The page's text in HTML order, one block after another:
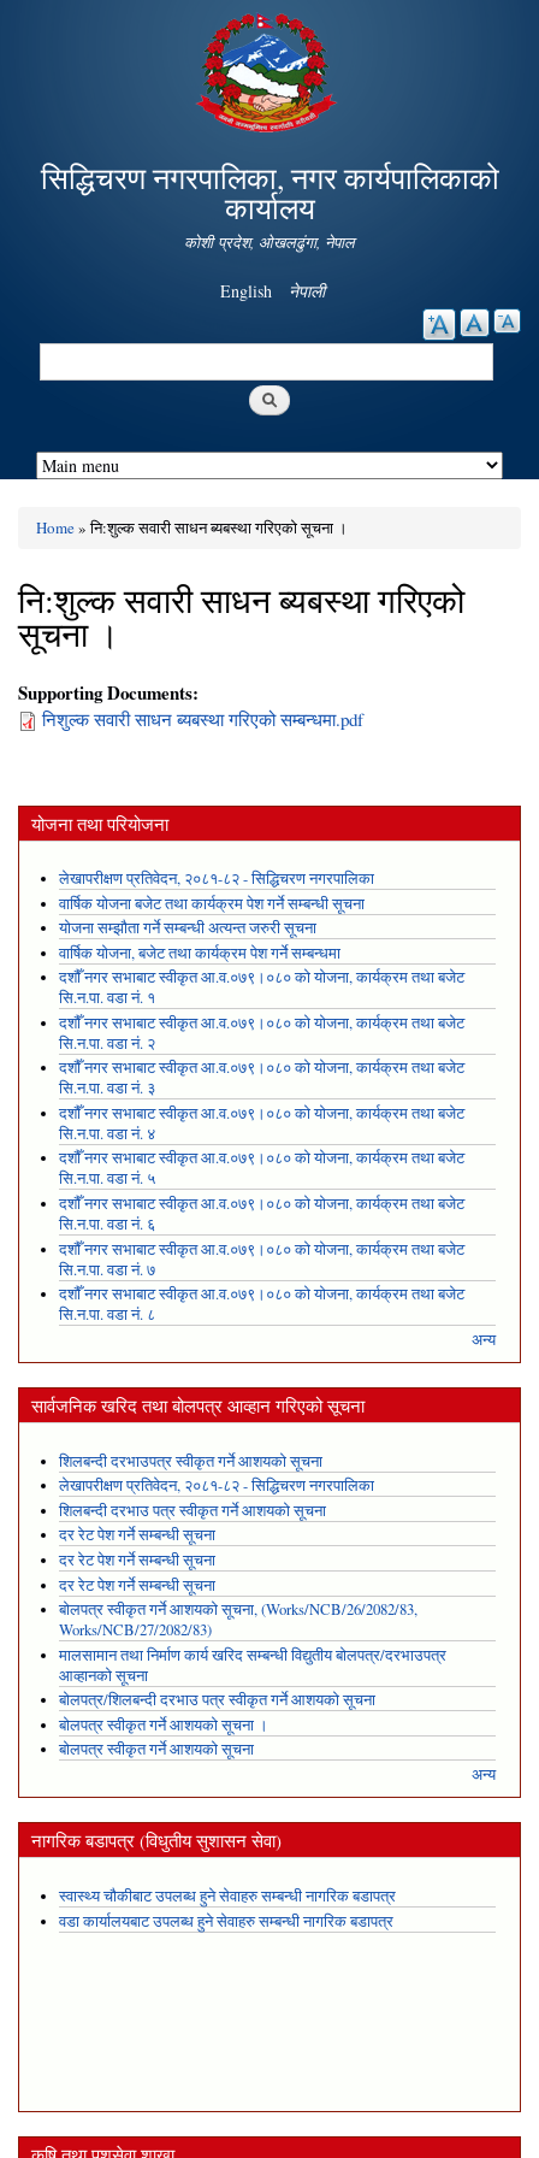
Skip to
main
content
सिद्धिचरण नगरपालिका, नगर कार्यपालिकाको
कार्यालय
कोशी प्रदेश, ओखलढुंगा, नेपाल
English नेपाली
Search
You are here
Home» नि:शुल्क सवारी साधन ब्यबस्था गरिएको सूचना ।
नि:शुल्क सवारी साधन ब्यबस्था गरिएको
सूचना ।
Supporting Documents:
निशुल्क सवारी साधन ब्यबस्था गरिएको सम्बन्धमा.pdf
योजना तथा परियोजना
लेखापरीक्षण प्रतिवेदन, २०८१-८२ - सिद्धिचरण नगरपालिका
वार्षिक योजना बजेट तथा कार्यक्रम पेश गर्ने सम्बन्धी सूचना
योजना सम्झौता गर्ने सम्बन्धी अत्यन्त जरुरी सूचना
वार्षिक योजना, बजेट तथा कार्यक्रम पेश गर्ने सम्बन्धमा
दशौँ नगर सभाबाट स्वीकृत आ.व.०७९।०८० को योजना, कार्यक्रम तथा बजेट
सि.न.पा. वडा नं. १
दशौँ नगर सभाबाट स्वीकृत आ.व.०७९।०८० को योजना, कार्यक्रम तथा बजेट
सि.न.पा. वडा नं. २
दशौँ नगर सभाबाट स्वीकृत आ.व.०७९।०८० को योजना, कार्यक्रम तथा बजेट
सि.न.पा. वडा नं. ३
दशौँ नगर सभाबाट स्वीकृत आ.व.०७९।०८० को योजना, कार्यक्रम तथा बजेट
सि.न.पा. वडा नं. ४
दशौँ नगर सभाबाट स्वीकृत आ.व.०७९।०८० को योजना, कार्यक्रम तथा बजेट
सि.न.पा. वडा नं. ५
दशौँ नगर सभाबाट स्वीकृत आ.व.०७९।०८० को योजना, कार्यक्रम तथा बजेट
सि.न.पा. वडा नं. ६
दशौँ नगर सभाबाट स्वीकृत आ.व.०७९।०८० को योजना, कार्यक्रम तथा बजेट
सि.न.पा. वडा नं. ७
दशौँ नगर सभाबाट स्वीकृत आ.व.०७९।०८० को योजना, कार्यक्रम तथा बजेट
सि.न.पा. वडा नं. ८
अन्य
सार्वजनिक खरिद तथा बोलपत्र आव्हान गरिएको सूचना
शिलबन्दी दरभाउपत्र स्वीकृत गर्ने आशयको सूचना
लेखापरीक्षण प्रतिवेदन, २०८१-८२ - सिद्धिचरण नगरपालिका
शिलबन्दी दरभाउ पत्र स्वीकृत गर्ने आशयको सूचना
दर रेट पेश गर्ने सम्बन्धी सूचना
दर रेट पेश गर्ने सम्बन्धी सूचना
दर रेट पेश गर्ने सम्बन्धी सूचना
बोलपत्र स्वीकृत गर्ने आशयको सूचना, (Works/NCB/26/2082/83,
Works/NCB/27/2082/83)
मालसामान तथा निर्माण कार्य खरिद सम्बन्धी विद्युतीय बोलपत्र/दरभाउपत्र
आव्हानको सूचना
बोलपत्र/शिलबन्दी दरभाउ पत्र स्वीकृत गर्ने आशयको सूचना
बोलपत्र स्वीकृत गर्ने आशयको सूचना ।
बोलपत्र स्वीकृत गर्ने आशयको सूचना
अन्य
नागरिक बडापत्र (विधुतीय सुशासन सेवा)
स्वास्थ्य चौकीबाट उपलब्ध हुने सेवाहरु सम्बन्धी नागरिक बडापत्र
वडा कार्यालयबाट उपलब्ध हुने सेवाहरु सम्बन्धी नागरिक बडापत्र